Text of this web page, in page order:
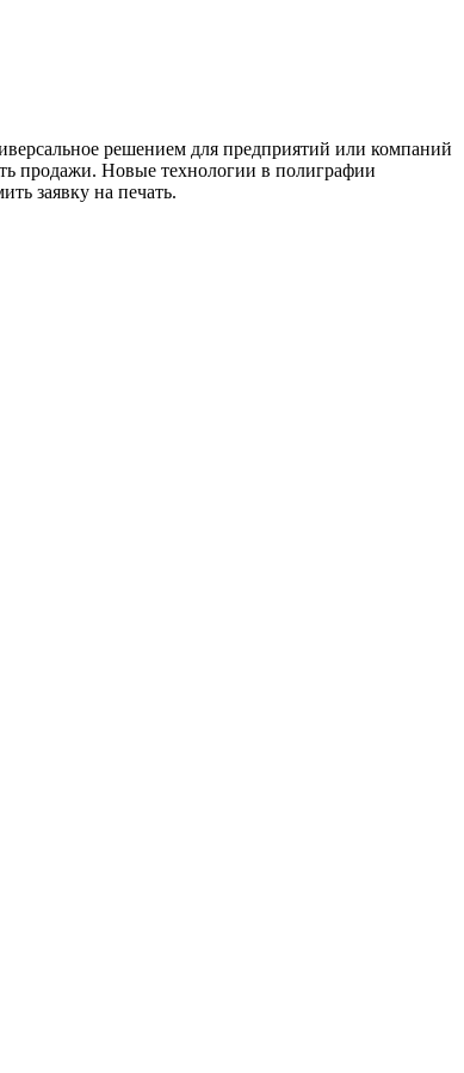
решением для предприятий или компаний
продажи. Новые технологии в полиграфии
заявку на печать.